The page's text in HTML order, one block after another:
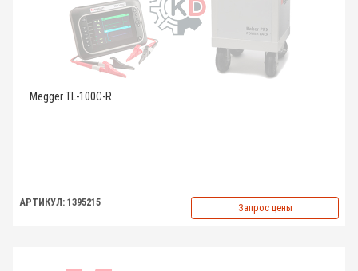
Megger TL-100C-R
АРТИКУЛ: 1395215 Запрос цены